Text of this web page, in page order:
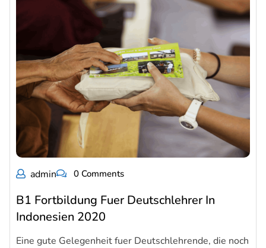
admin 0 Comments
B1 Fortbildung Fuer Deutschlehrer In
Indonesien 2020
Eine gute Gelegenheit fuer Deutschlehrende, die noch